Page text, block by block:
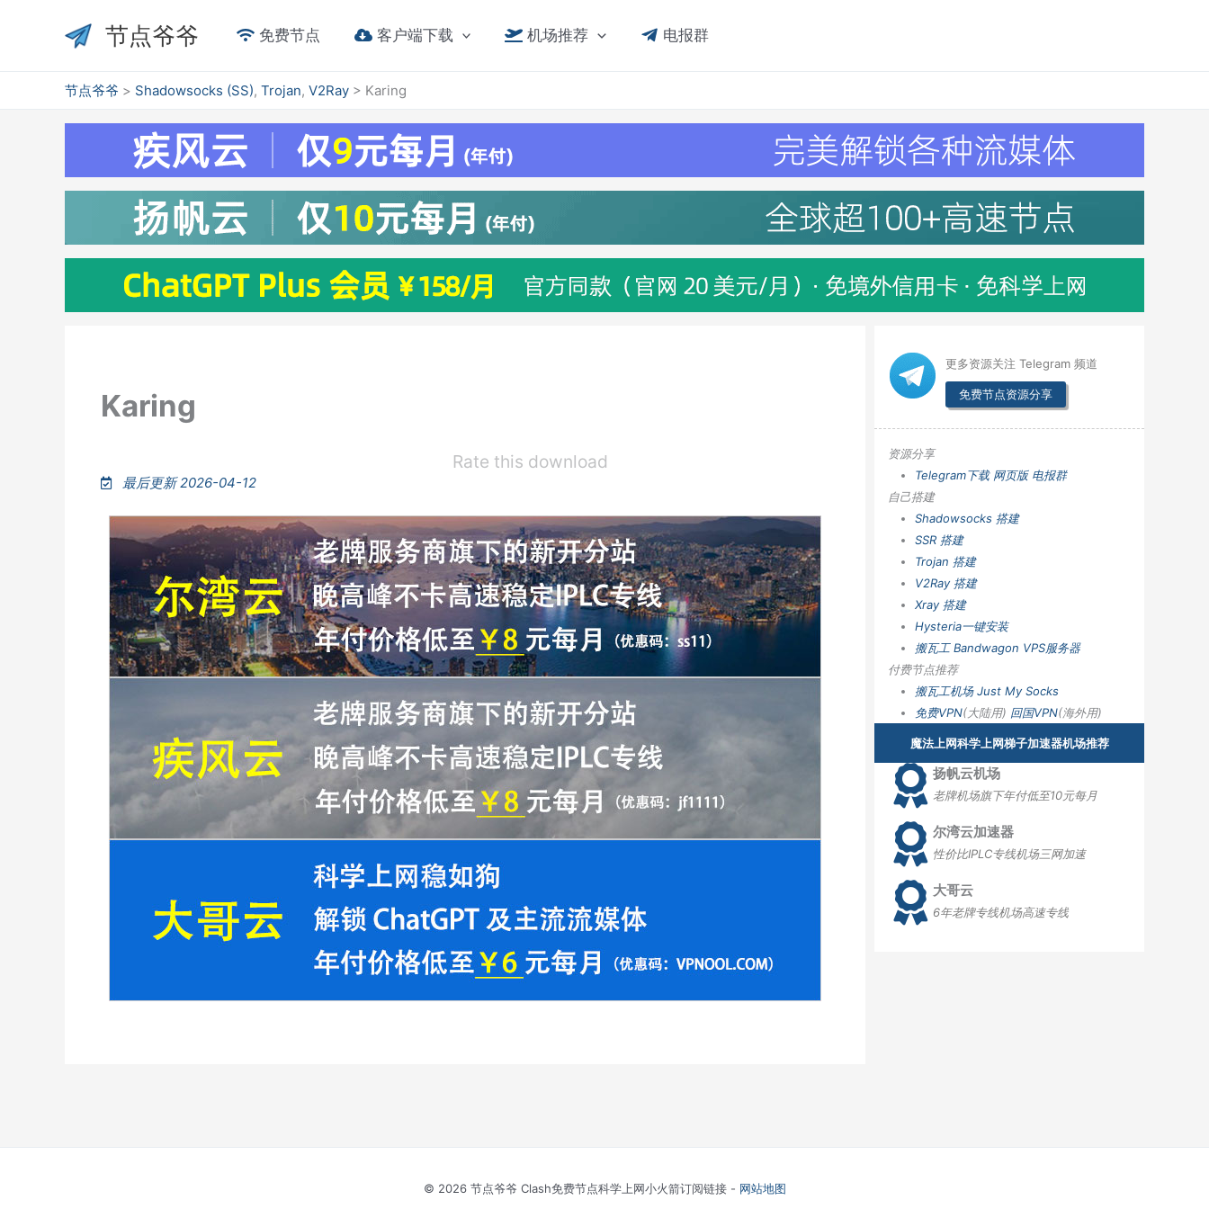
节点爷爷 免费节点 客户端下载 机场推荐 电报群
节点爷爷 > Shadowsocks (SS), Trojan, V2Ray > Karing
Karing
Rate this download
最后更新 2026-04-12
更多资源关注 Telegram 频道
免费节点资源分享
资源分享
Telegram下载 网页版 电报群
自己搭建
Shadowsocks 搭建
SSR 搭建
Trojan 搭建
V2Ray 搭建
Xray 搭建
Hysteria一键安装
搬瓦工 Bandwagon VPS服务器
付费节点推荐
搬瓦工机场 Just My Socks
免费VPN(大陆用) 回国VPN(海外用)
魔法上网科学上网梯子加速器机场推荐
扬帆云机场
老牌机场旗下年付低至10元每月
尔湾云加速器
性价比IPLC专线机场三网加速
大哥云
6年老牌专线机场高速专线
© 2026 节点爷爷 Clash免费节点科学上网小火箭订阅链接 - 网站地图